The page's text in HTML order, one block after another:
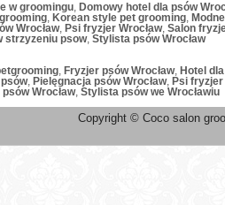
w groomingu, Domowy hotel dla psów
, Korean style pet grooming,
Wrocław, Psi fryzjer Wrocław, Salon
strzyzeniu psow, Stylista psów Wrocław
, Fryzjer psów Wrocław, Hotel
, Pielęgnacja psów Wrocław, Psi fryzjer
Wrocław, Stylista psów we Wrocławiu
Copyright © Coco salon